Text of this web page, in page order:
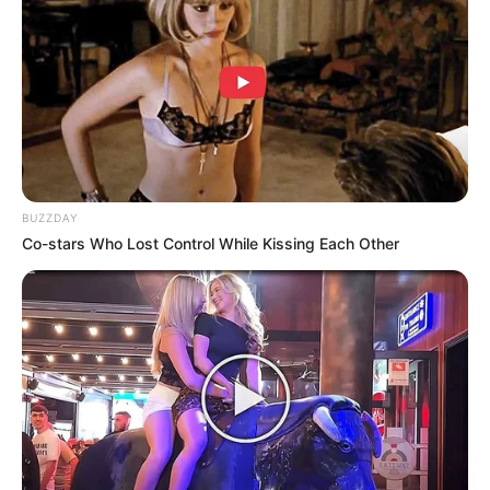
BUZZDAY
Co-stars Who Lost Control While Kissing Each Other